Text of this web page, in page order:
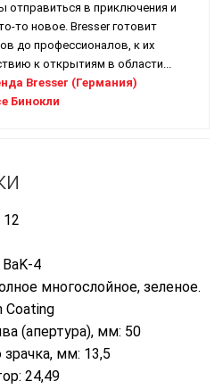
отправиться в приключения и
то новое. Bresser готовит
до профессионалов, к их
к открытиям в области...
Bresser (Германия)
Бинокли
12
4
многослойное, зеленое.
Coating
(апертура), мм: 50
мм: 13,5
24,49